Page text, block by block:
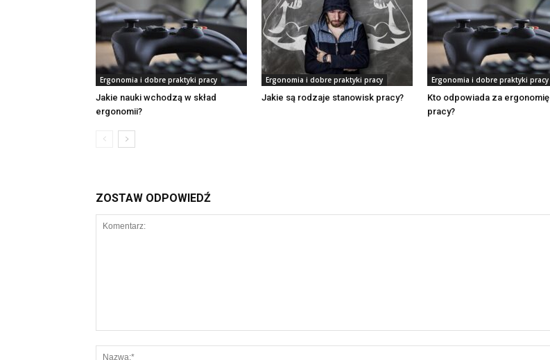
Ergonomia i dobre praktyki pracy
Jakie nauki wchodzą w skład
ergonomii?
Ergonomia i dobre praktyki pracy
Jakie są rodzaje stanowisk pracy?
Ergonomia i dobre praktyki pracy
Kto odpowiada za ergonomię
pracy?
ZOSTAW ODPOWIEDŹ